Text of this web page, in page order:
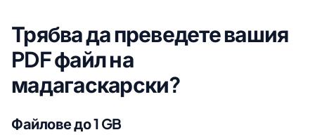
Трябва да преведете вашия
PDF файл на
мадагаскарски?
Файлове до 1 GB